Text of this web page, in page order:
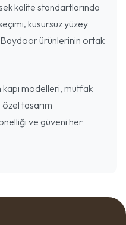
kalite standartlarında
kusursuz yüzey
Baydoor ürünlerinin ortak
modelleri, mutfak
tasarım
ve güveni her